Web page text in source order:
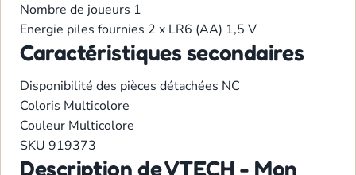
Nombre de joueurs 1
Energie piles fournies 2 x LR6 (AA) 1,5 V
Caractéristiques secondaires
Disponibilité des pièces détachées NC
Coloris Multicolore
Couleur Multicolore
SKU 919373
Description de VTECH - Mon